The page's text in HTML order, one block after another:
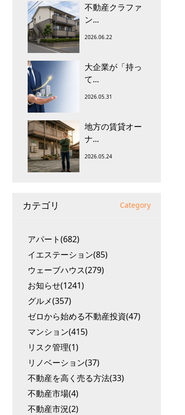
不動産クラファ
ン...
2026.06.22
大企業が「持っ
て...
2026.05.31
地方の賃貸オー
ナ...
2026.05.24
カテゴリ Category
アパート(682)
イエステーション(85)
ウェーブハウス(279)
お知らせ(1241)
グルメ(357)
ゼロから始める不動産投資(47)
マンション(415)
リスク管理(1)
リノベーション(37)
不動産を高く売る方法(33)
不動産市場(4)
不動産市況(2)